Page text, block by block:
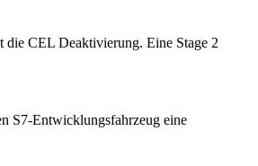
die CEL Deaktivierung. Eine Stage 2
S7-Entwicklungsfahrzeug eine